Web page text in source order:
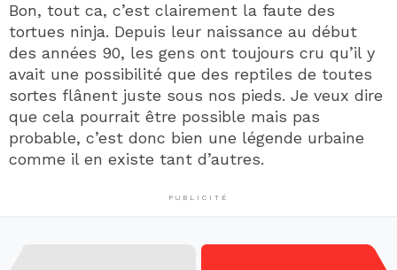
Bon, tout ca, c’est clairement la faute des
tortues ninja. Depuis leur naissance au début
des années 90, les gens ont toujours cru qu’il y
avait une possibilité que des reptiles de toutes
sortes flânent juste sous nos pieds. Je veux dire
que cela pourrait être possible mais pas
probable, c’est donc bien une légende urbaine
comme il en existe tant d’autres.
PUBLICITÉ